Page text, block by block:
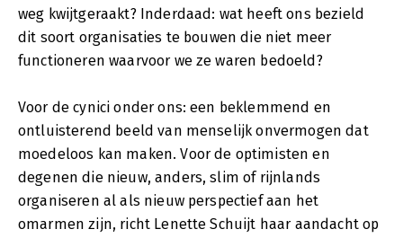
weg kwijtgeraakt? Inderdaad: wat heeft ons bezield
dit soort organisaties te bouwen die niet meer
functioneren waarvoor we ze waren bedoeld?
Voor de cynici onder ons: een beklemmend en
ontluisterend beeld van menselijk onvermogen dat
moedeloos kan maken. Voor de optimisten en
degenen die nieuw, anders, slim of rijnlands
organiseren al als nieuw perspectief aan het
omarmen zijn, richt Lenette Schuijt haar aandacht op